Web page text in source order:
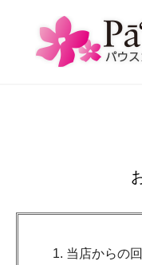
当店からの